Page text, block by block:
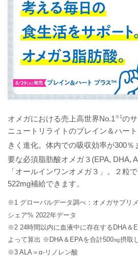
オメガにおける売上高世界No.1 ※1の
ニュートリライトのブレイン＆ハー
きく進化。体内での吸収効率が300％
要な必須脂肪酸オメガ３(EPA, DHA,
「オールインワンオメガ３」。２粒
522mg補給できます。
※1 グローバルデータ調べ：オメガサプリ
シェア% 2022年データ
※2 24時間以内に血液中に存在するDHA＆
よって算出 ※DHA＆EPAを合計500㎎摂取
※3 ALA＝α-リノレン酸